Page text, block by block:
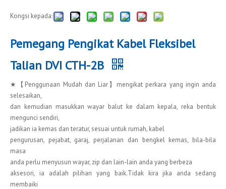
Kongsi kepada:
Pemegang Pengikat Kabel Fleksibel
Talian DVI CTH-2B
★【Penggunaan Mudah dan Liar】mengikat perkara yang ingin anda
selesaikan,
dan kemudian masukkan wayar balut ke dalam kepala, reka bentuk
mengunci sendiri,
jadikan ia kemas dan teratur, sesuai untuk rumah, kabel
pengurusan, pejabat, garaj, perjalanan dan bengkel kemas, bila-bila
masa
anda perlu menyusun wayar, zip dan lain-lain anda yang berbeza
aksesori, ia adalah pilihan yang baik.Tidak kira jika anda sedang
membaiki